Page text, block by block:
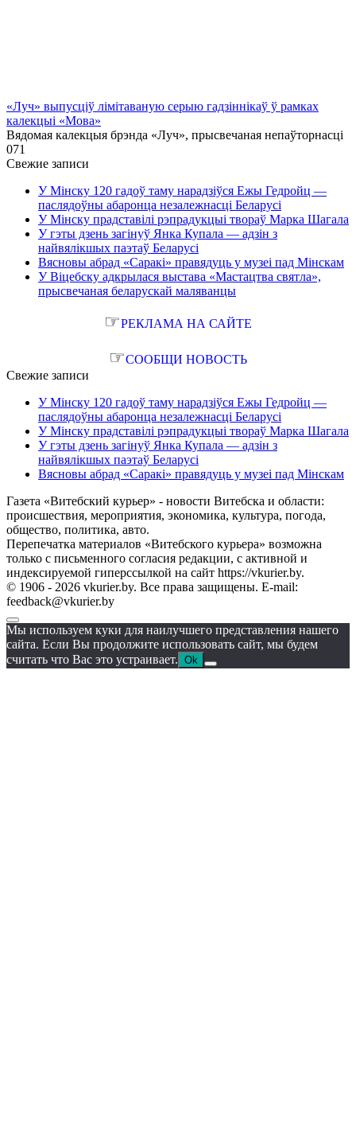
«Луч» выпусціў лiмiтаваную серыю гадзіннікаў ў рамках
калекцыі «Мова»
Вядомая калекцыя брэнда «Луч», прысвечаная непаўторнасці
071
Свежие записи
У Мінску 120 гадоў таму нарадзіўся Ежы Гедройц —
паслядоўны абаронца незалежнасці Беларусі
У Мінску прадставілі рэпрадукцыі твораў Марка Шагала
У гэты дзень загінуў Янка Купала — адзін з
найвялікшых паэтаў Беларусі
Вясновы абрад «Саракі» правядуць у музеі пад Мінскам
У Віцебску адкрылася выстава «Мастацтва святла»,
прысвечаная беларускай маляванцы
☞РЕКЛАМА НА САЙТЕ
☞СООБЩИ НОВОСТЬ
Свежие записи
У Мінску 120 гадоў таму нарадзіўся Ежы Гедройц —
паслядоўны абаронца незалежнасці Беларусі
У Мінску прадставілі рэпрадукцыі твораў Марка Шагала
У гэты дзень загінуў Янка Купала — адзін з
найвялікшых паэтаў Беларусі
Вясновы абрад «Саракі» правядуць у музеі пад Мінскам
Газета «Витебский курьер» - новости Витебска и области:
происшествия, мероприятия, экономика, культура, погода,
общество, политика, авто.
Перепечатка материалов «Витебского курьера» возможна
только с письменного согласия редакции, с активной и
индексируемой гиперссылкой на сайт https://vkurier.by.
© 1906 - 2026 vkurier.by. Все права защищены. E-mail:
feedback@vkurier.by
Мы используем куки для наилучшего представления нашего
сайта. Если Вы продолжите использовать сайт, мы будем
считать что Вас это устраивает. Ok